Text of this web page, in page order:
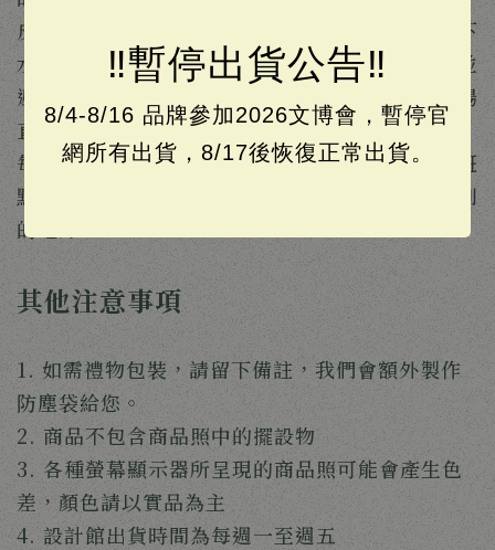
‼️暫停出貨公告‼️
8/4-8/16 品牌參加2026文博會，暫停官
網所有出貨，8/17後恢復正常出貨。
皮革商品請避免碰水，商品如果碰水，有可能留下
水痕，請用乾布輕輕擦拭後，放在陰涼處陰乾，並
避免使用吹風機或放在太陽下曬乾，但應避免太陽
直射
每塊皮革都有著不同紋理、皺褶，甚至是傷疤或斑
點，這些都是皮料自己的印記，也是皮革製品特別
的地方。
其他注意事項
1. 如需禮物包裝，請留下備註，我們會額外製作
防塵袋給您。
2. 商品不包含商品照中的擺設物
3. 各種螢幕顯示器所呈現的商品照可能會產生色
差，顏色請以實品為主
4. 設計館出貨時間為每週一至週五